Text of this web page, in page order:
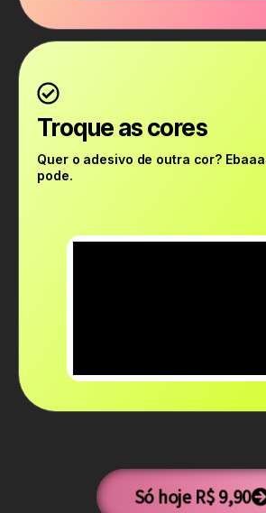
Troque as cores
Quer o adesivo de outra cor?
pode.
Só hoje R$ 9,90